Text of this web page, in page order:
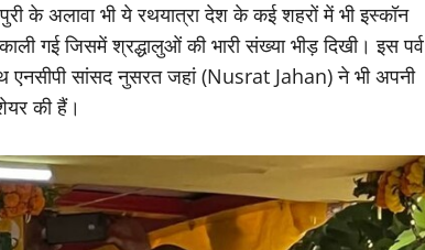
के अलावा भी ये रथयात्रा देश के कई शहरों में भी इस्कॉन
गई जिसमें श्रद्धालुओं की भारी संख्या भीड़ दिखी। इस पर्व
एनसीपी सांसद नुसरत जहां (Nusrat Jahan) ने भी अपनी
की हैं।